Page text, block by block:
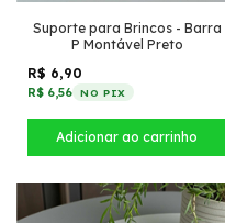
Suporte para Brincos - Barra
P Montável Preto
R$ 6,90
R$ 6,56 NO PIX